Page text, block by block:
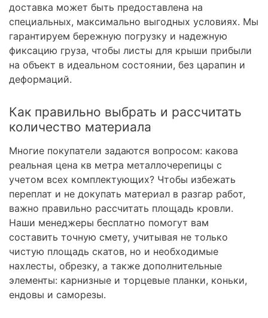
доставка может быть предоставлена на
специальных, максимально выгодных условиях. Мы
гарантируем бережную погрузку и надежную
фиксацию груза, чтобы листы для крыши прибыли
на объект в идеальном состоянии, без царапин и
деформаций.
Как правильно выбрать и рассчитать
количество материала
Многие покупатели задаются вопросом: какова
реальная цена кв метра металлочерепицы с
учетом всех комплектующих? Чтобы избежать
переплат и не докупать материал в разгар работ,
важно правильно рассчитать площадь кровли.
Наши менеджеры бесплатно помогут вам
составить точную смету, учитывая не только
чистую площадь скатов, но и необходимые
нахлесты, обрезку, а также дополнительные
элементы: карнизные и торцевые планки, коньки,
ендовы и саморезы.